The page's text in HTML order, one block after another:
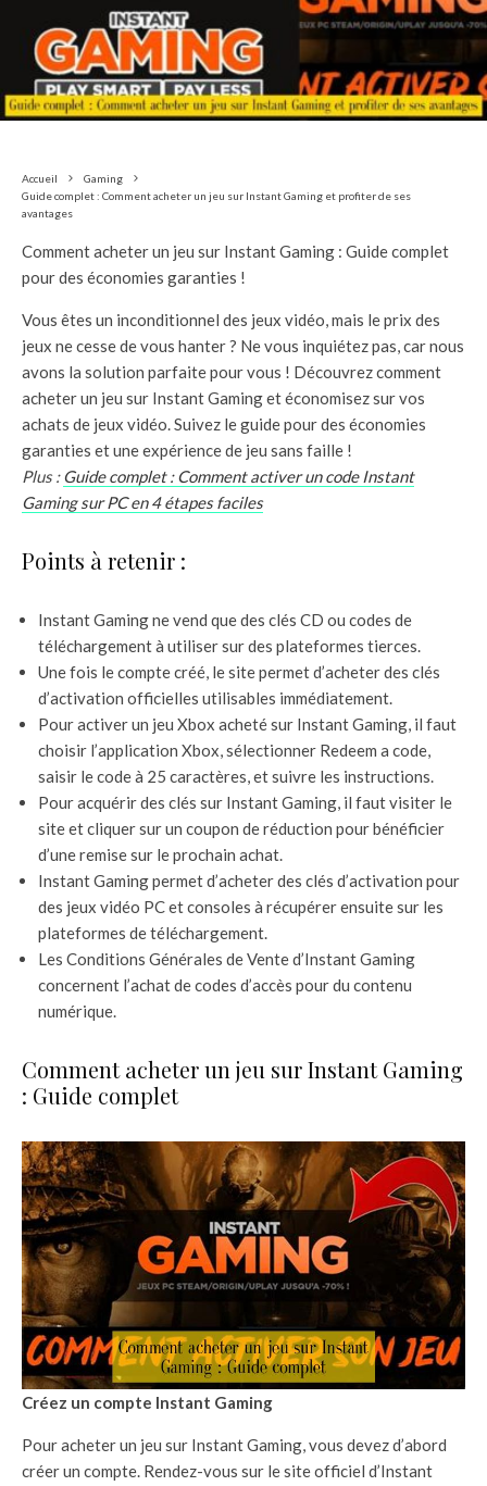
Accueil
Gaming
Guide complet : Comment acheter un jeu sur Instant Gaming et profiter de ses
avantages
Comment acheter un jeu sur Instant Gaming : Guide complet
pour des économies garanties !
Vous êtes un inconditionnel des jeux vidéo, mais le prix des
jeux ne cesse de vous hanter ? Ne vous inquiétez pas, car nous
avons la solution parfaite pour vous ! Découvrez comment
acheter un jeu sur Instant Gaming et économisez sur vos
achats de jeux vidéo. Suivez le guide pour des économies
garanties et une expérience de jeu sans faille !
Plus :Guide complet : Comment activer un code Instant
Gaming sur PC en 4 étapes faciles
Points à retenir :
Instant Gaming ne vend que des clés CD ou codes de
téléchargement à utiliser sur des plateformes tierces.
Une fois le compte créé, le site permet d’acheter des clés
d’activation officielles utilisables immédiatement.
Pour activer un jeu Xbox acheté sur Instant Gaming, il faut
choisir l’application Xbox, sélectionner Redeem a code,
saisir le code à 25 caractères, et suivre les instructions.
Pour acquérir des clés sur Instant Gaming, il faut visiter le
site et cliquer sur un coupon de réduction pour bénéficier
d’une remise sur le prochain achat.
Instant Gaming permet d’acheter des clés d’activation pour
des jeux vidéo PC et consoles à récupérer ensuite sur les
plateformes de téléchargement.
Les Conditions Générales de Vente d’Instant Gaming
concernent l’achat de codes d’accès pour du contenu
numérique.
Comment acheter un jeu sur Instant Gaming
: Guide complet
Créez un compte Instant Gaming
Pour acheter un jeu sur Instant Gaming, vous devez d’abord
créer un compte. Rendez-vous sur le site officiel d’Instant